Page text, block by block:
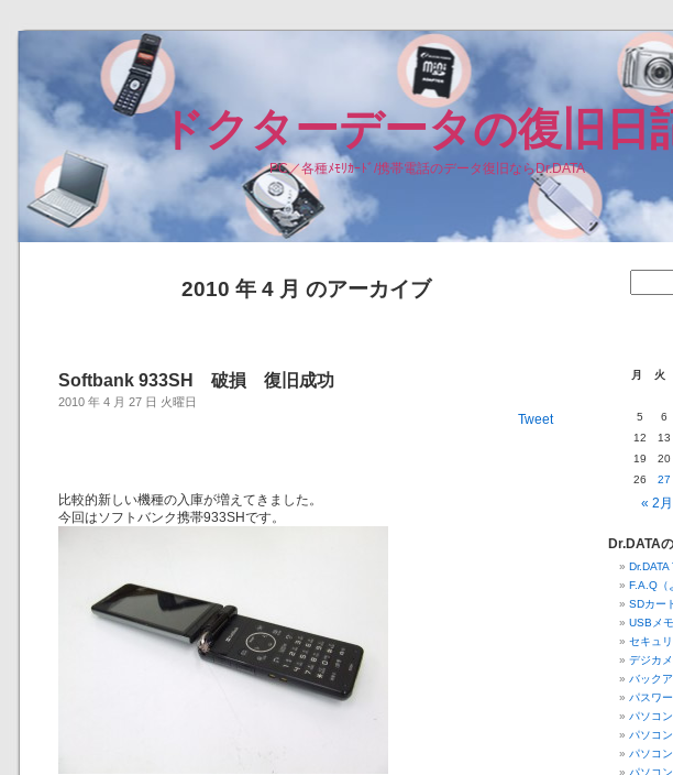
ドクターデータの復旧日
PC／各種ﾒﾓﾘｶｰﾄﾞ/携帯電話のデータ復旧ならDr.DATA
2010 年 4 月 のアーカイブ
Softbank 933SH 破損 復旧成功
2010 年 4 月 27 日 火曜日
Tweet
比較的新しい機種の入庫が増えてきました。
今回はソフトバンク携帯933SHです。
月 火
« 2月
5
6
12
13
19
20
26
27
Dr.DATA
F.A.Q（
SDカー
USBメ
セキュ
デジカ
バック
パスワ
パソコ
パソコ
パソコ
パソコ